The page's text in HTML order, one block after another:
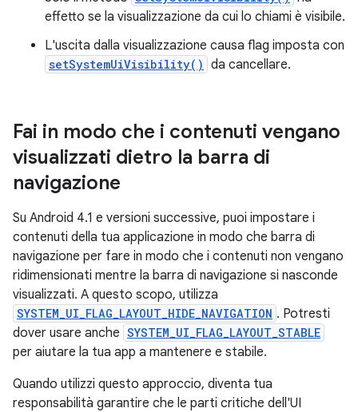
effetto se la visualizzazione da cui lo chiami è visibile.
L'uscita dalla visualizzazione causa flag imposta con
setSystemUiVisibility() da cancellare.
Fai in modo che i contenuti vengano
visualizzati dietro la barra di
navigazione
Su Android 4.1 e versioni successive, puoi impostare i
contenuti della tua applicazione in modo che barra di
navigazione per fare in modo che i contenuti non vengano
ridimensionati mentre la barra di navigazione si nasconde
visualizzati. A questo scopo, utilizza
SYSTEM_UI_FLAG_LAYOUT_HIDE_NAVIGATION . Potresti
dover usare anche SYSTEM_UI_FLAG_LAYOUT_STABLE
per aiutare la tua app a mantenere e stabile.
Quando utilizzi questo approccio, diventa tua
responsabilità garantire che le parti critiche dell'UI